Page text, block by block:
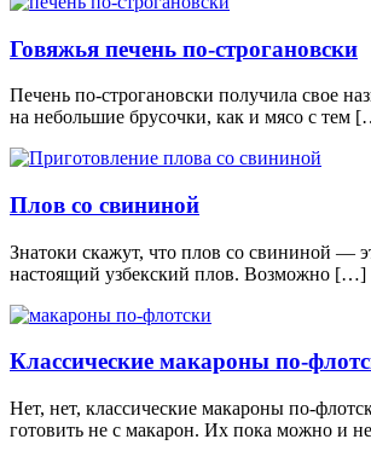
Говяжья печень по-строгановски
Печень по-строгановски получила свое
на небольшие брусочки, как и мясо с тем
Плов со свининой
Знатоки скажут, что плов со свининой —
настоящий узбекский плов. Возможно […]
Классические макароны по-
Нет, нет, классические макароны по-
готовить не с макарон. Их пока можно и